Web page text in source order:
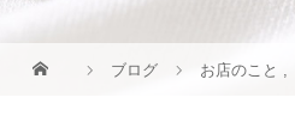
ブログ お店のこと ,